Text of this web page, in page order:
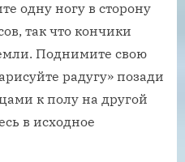
одну ногу в сторону
так что кончики
Поднимите свою
радугу» позади
к полу на другой
в исходное